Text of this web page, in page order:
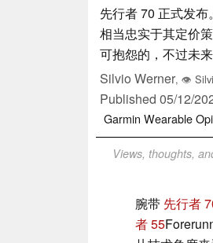
先行者 70 正式发
相当忠实于其定价
可抱怨的，不过未
Silvio Werner, 👁
Published 05/12/
Garmin Wearable
Views, thoughts,
腕带 先行者
者 55